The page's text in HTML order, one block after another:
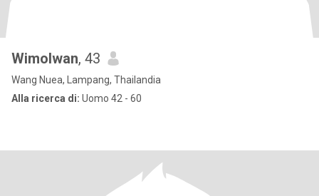
Wimolwan, 43
Wang Nuea, Lampang, Thailandia
Alla ricerca di: Uomo 42 - 60